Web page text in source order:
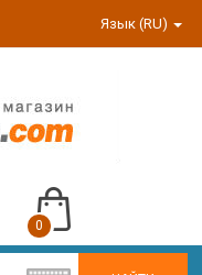
Язык (RU)
0